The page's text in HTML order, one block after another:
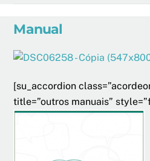
Manual
[su_accordion
title=”outros manuais”